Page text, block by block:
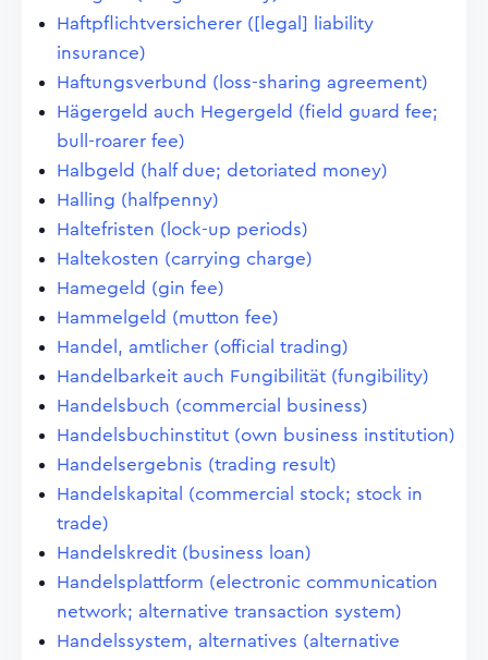
Haftpflichtversicherer ([legal] liability
insurance)
Haftungsverbund (loss-sharing agreement)
Hägergeld auch Hegergeld (field guard fee;
bull-roarer fee)
Halbgeld (half due; detoriated money)
Halling (halfpenny)
Haltefristen (lock-up periods)
Haltekosten (carrying charge)
Hamegeld (gin fee)
Hammelgeld (mutton fee)
Handel, amtlicher (official trading)
Handelbarkeit auch Fungibilität (fungibility)
Handelsbuch (commercial business)
Handelsbuchinstitut (own business institution)
Handelsergebnis (trading result)
Handelskapital (commercial stock; stock in
trade)
Handelskredit (business loan)
Handelsplattform (electronic communication
network; alternative transaction system)
Handelssystem, alternatives (alternative